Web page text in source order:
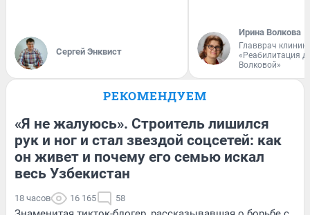
Сергей Энквист
Ирина Волкова
Главврач
«Реабилитация
Волковой»
РЕКОМЕНДУЕМ
«Я не жалуюсь». Строитель лишился
рук и ног и стал звездой соцсетей: как
он живет и почему его семью искал
весь Узбекистан
18 часов 16 165 58